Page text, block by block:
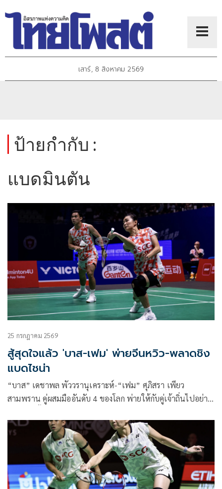
เสาร์, 8 สิงหาคม 2569
ป้ายกำกับ :
แบดมินตัน
25 กรกฎาคม 2569
สู้สุดใจแล้ว 'บาส-เฟม' พ่ายจีนหวิว-พลาดชิง
แบดไชน่า
“บาส” เดชาพล พัววรานุเคราะห์-“เฟม” ศุภิสรา เพียว
สามพราน คู่ผสมมืออันดับ 4 ของโลก พ่ายให้กับคู่เจ้าถิ่นไปอย่าง